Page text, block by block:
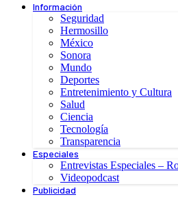
Información
Seguridad
Hermosillo
México
Sonora
Mundo
Deportes
Entretenimiento y Cultura
Salud
Ciencia
Tecnología
Transparencia
Especiales
Entrevistas Especiales –
Videopodcast
Publicidad